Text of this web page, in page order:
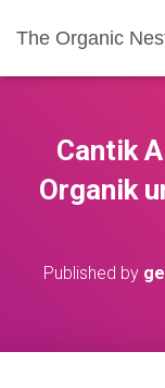
The Organic
Cantik
Organik
Published by